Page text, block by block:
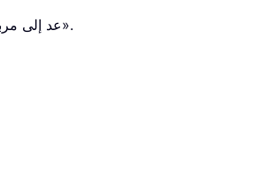
عد إلى مربع حوار التسمية التوضيحية، واكتب قوس الإغلاق «)» في حقل «التسمية التوضيحية»، ثم انقر «موافق».